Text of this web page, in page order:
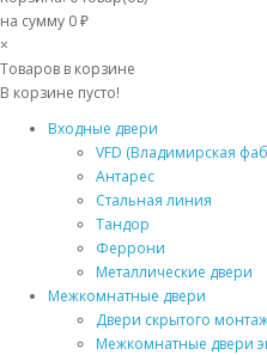
на сумму 0 ₽
×
Товаров в корзине
В корзине пусто!
Входные двери
VFD (Владимирская
Антарес
Стальная линия
Тандор
Феррони
Металлические двери
Межкомнатные двери
Двери скрытого
Межкомнатные двери